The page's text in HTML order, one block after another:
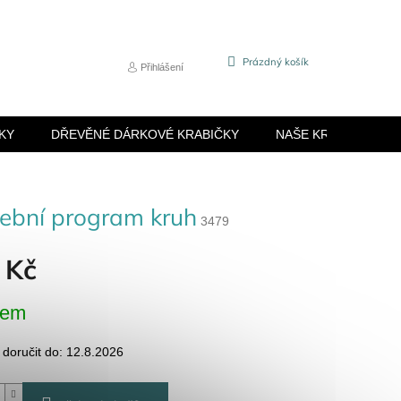
Přihlášení
NÁKUPNÍ
Prázdný košík
DŘEVĚNÉ DÁRKOVÉ KRABIČKY NAŠE KRABIČKY
program kruh 3479
do: 12.8.2026